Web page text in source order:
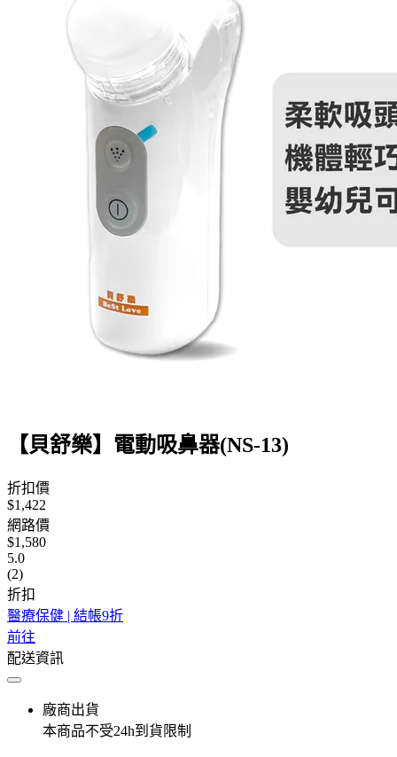
【貝舒樂】電動吸鼻器(NS-13)
折扣價
$1,422
網路價
$1,580
5.0
(2)
折扣
醫療保健 | 結帳9折
前往
配送資訊
廠商出貨
本商品不受24h到貨限制